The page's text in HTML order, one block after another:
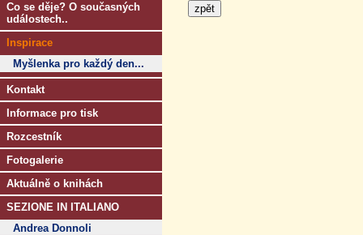
Co se děje? O současných
událostech..
Inspirace
Myšlenka pro každý den...
Kontakt
Informace pro tisk
Rozcestník
Fotogalerie
Aktuálně o knihách
SEZIONE IN ITALIANO
Andrea Donnoli